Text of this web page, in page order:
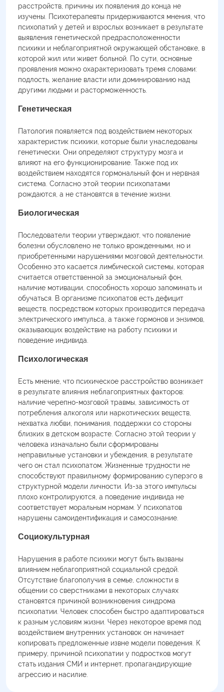
расстройств, причины их появления до конца не
изучены. Психотерапевты придерживаются мнения, что
психопатий у детей и взрослых возникает в результате
выявления генетической предрасположенности
психики и неблагоприятной окружающей обстановке, в
которой жил или живет больной. По сути, основные
проявления можно охарактеризовать тремя словами:
подлость, желание власти или доминированию над
другими людьми и расторможенность.
Генетическая
Патология появляется под воздействием некоторых
характеристик психики, которые были унаследованы
генетически. Они определяют структуру мозга и
влияют на его функционирование. Также под их
воздействием находятся гормональный фон и нервная
система. Согласно этой теории психопатами
рождаются, а не становятся в течение жизни.
Биологическая
Последователи теории утверждают, что появление
болезни обусловлено не только врожденными, но и
приобретенными нарушениями мозговой деятельности.
Особенно это касается лимбической системы, которая
считается ответственной за эмоциональный фон,
наличие мотивации, способность хорошо запоминать и
обучаться. В организме психопатов есть дефицит
веществ, посредством которых производится передача
электрического импульса, а также гормонов и энзимов,
оказывающих воздействие на работу психики и
поведение индивида.
Психологическая
Есть мнение, что психическое расстройство возникает
в результате влияния неблагоприятных факторов:
наличие черепно-мозговой травмы, зависимость от
потребления алкоголя или наркотических веществ,
нехватка любви, понимания, поддержки со стороны
близких в детском возрасте. Согласно этой теории у
человека изначально были сформированы
неправильные установки и убеждения, в результате
чего он стал психопатом. Жизненные трудности не
способствуют правильному формированию суперэго в
структурной модели личности. Из-за этого импульсы
плохо контролируются, а поведение индивида не
соответствует моральным нормам. У психопатов
нарушены самоидентификация и самосознание.
Социокультурная
Нарушения в работе психики могут быть вызваны
влиянием неблагоприятной социальной средой.
Отсутствие благополучия в семье, сложности в
общении со сверстниками в некоторых случаях
становятся причиной возникновения синдрома
психопатии. Человек способен быстро адаптироваться
к разным условиям жизни. Через некоторое время под
воздействием внутренних установок он начинает
копировать предложенные извне модели поведения. К
примеру, причиной психопатии у подростков могут
стать издания СМИ и интернет, пропагандирующие
агрессию и насилие.